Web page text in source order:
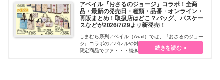
アベイル『おさるのジョージ』コラボ！全商
品・最新の発売日・種類・品番・オンライン・
再販まとめ！取扱店はどこ？バッグ、パスケー
スなどが2026/7/29より新発売！
しまむら系列アベイル（Avail）では、『おさるのジョー
ジ』コラボのアパレルや雑貨グッズを販売しています。
限定商品でファ・・・続きを読む